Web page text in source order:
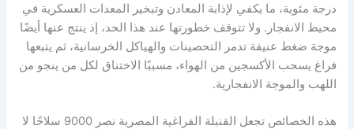
درجة مئوية، ما يكفي لإذابة المعادن وتبخير المعدات العسكرية في
محيط الانفجار. ولا تتوقف خطورتها عند هذا الحد، إذ ينتج عنها أيضًا
موجة ضغط عنيفة تدمر التحصينات والهياكل الخرسانية، ثم يتبعها
فراغ يسحب الأكسجين من الهواء، مسببًا الاختناق لكل من ينجو من
اللهب والموجة الانفجارية.
هذه الخصائص تجعل القنبلة الفراغية المصرية نصر 9000 سلاحًا لا